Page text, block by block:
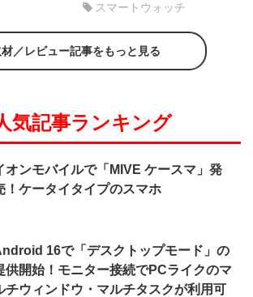
スマートウォッチ
／レビュー記事をもっと見る
気記事ランキング
オンモバイルで「MIVE ケースマ」発
！ケータイタイプのスマホ
16で「デスクトップモード」の
供開始！モニター接続でPCライクのマ
チウィンドウ・マルチタスクが利用可